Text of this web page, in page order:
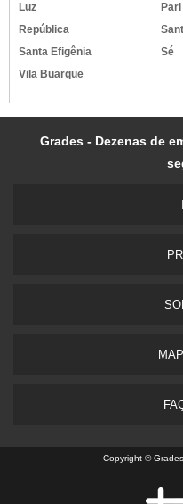
Luz
Pari
República
Santa Efigênia
Sé
Vila Buarque
Grades - Dezenas de
Copyright ©